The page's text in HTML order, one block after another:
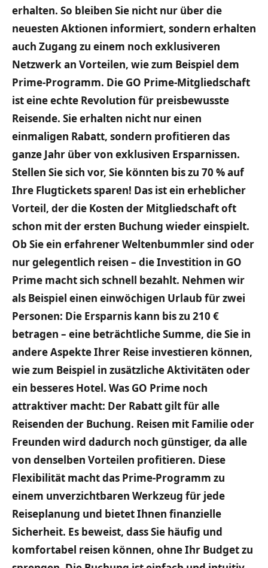
erhalten. So bleiben Sie nicht nur über die
neuesten Aktionen informiert, sondern erhalten
auch Zugang zu einem noch exklusiveren
Netzwerk an Vorteilen, wie zum Beispiel dem
Prime-Programm. Die GO Prime-Mitgliedschaft
ist eine echte Revolution für preisbewusste
Reisende. Sie erhalten nicht nur einen
einmaligen Rabatt, sondern profitieren das
ganze Jahr über von exklusiven Ersparnissen.
Stellen Sie sich vor, Sie könnten bis zu 70 % auf
Ihre Flugtickets sparen! Das ist ein erheblicher
Vorteil, der die Kosten der Mitgliedschaft oft
schon mit der ersten Buchung wieder einspielt.
Ob Sie ein erfahrener Weltenbummler sind oder
nur gelegentlich reisen – die Investition in GO
Prime macht sich schnell bezahlt. Nehmen wir
als Beispiel einen einwöchigen Urlaub für zwei
Personen: Die Ersparnis kann bis zu 210 €
betragen – eine beträchtliche Summe, die Sie in
andere Aspekte Ihrer Reise investieren können,
wie zum Beispiel in zusätzliche Aktivitäten oder
ein besseres Hotel. Was GO Prime noch
attraktiver macht: Der Rabatt gilt für alle
Reisenden der Buchung. Reisen mit Familie oder
Freunden wird dadurch noch günstiger, da alle
von denselben Vorteilen profitieren. Diese
Flexibilität macht das Prime-Programm zu
einem unverzichtbaren Werkzeug für jede
Reiseplanung und bietet Ihnen finanzielle
Sicherheit. Es beweist, dass Sie häufig und
komfortabel reisen können, ohne Ihr Budget zu